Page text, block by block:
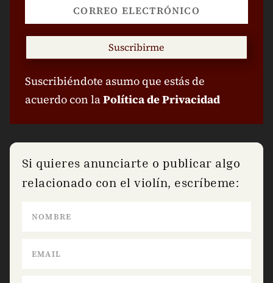
Suscribirme
Suscribiéndote asumo que estás de
acuerdo con laPolítica de Privacidad
Si quieres anunciarte o publicar algo
relacionado con el violín, escríbeme: